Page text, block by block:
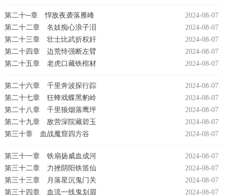
2024-08-07
第二十─章 悍敌夜袭落雁峰
2024-08-07
第二十二章 名妓痴心浪子泪
2024-08-07
第二十三章 壮士比武折权奸
2024-08-07
第二十四章 边荒恃强断左臂
2024-08-07
第二十五章 老虎口藏铁棺材
2024-08-07
第二十六章 千里奔波探行踪
2024-08-07
第二十七章 狂蜂戏蝶黑豹岭
2024-08-07
第二十八章 千里狼烟落鹰坪
2024-08-07
第二十九章 敌营深院藏碧玉
2024-08-07
第三十章 血战魔窟四方谷
2024-08-07
第三十一章 铁扇扬威血成河
2024-08-07
第三十二章 力挫阴阳铁笛仙
2024-08-07
第三十三章 月落星沉鬼门关
2024-08-07
第三十四章 血流一线鬼划眉